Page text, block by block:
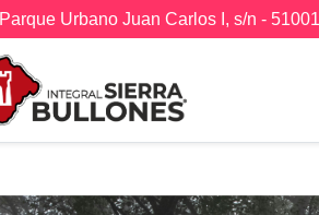
Parque Urbano Juan Carlos I, s/n -